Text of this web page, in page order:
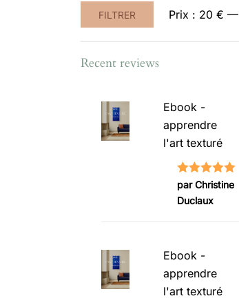
Prix
min
Prix
max
FILTRER Prix : 20 € —
Recent reviews
Ebook -
apprendre
l'art texturé
Note5sur
5
par Christine
Duclaux
Ebook -
apprendre
l'art texturé